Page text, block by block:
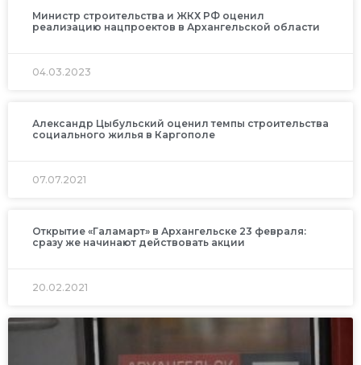
Министр строительства и ЖКХ РФ оценил
реализацию нацпроектов в Архангельской области
04.03.2023
Александр Цыбульский оценил темпы строительства
социального жилья в Каргополе
07.07.2021
Открытие «Галамарт» в Архангельске 23 февраля:
сразу же начинают действовать акции
20.02.2021